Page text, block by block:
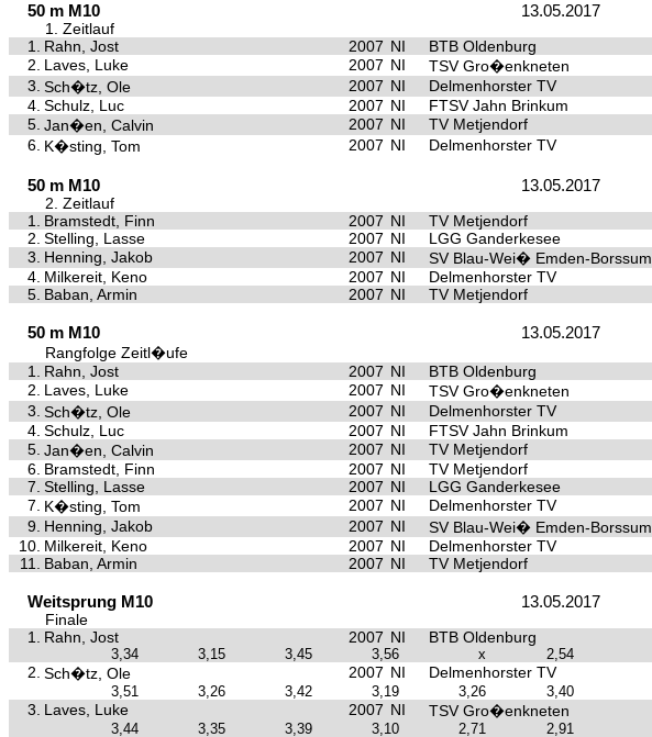
50 m M10 13.05.2017
1. Zeitlauf
1.
Rahn, Jost 2007 NI BTB Oldenburg
2. Laves, Luke 2007 NI TSV Gro�enkneten
3. Sch�tz, Ole 2007 NI Delmenhorster TV
4. Schulz, Luc 2007 NI FTSV Jahn Brinkum
5. Jan�en, Calvin 2007 NI TV Metjendorf
6. K�sting, Tom 2007 NI Delmenhorster TV
50 m M10 13.05.2017
2. Zeitlauf
1.
Bramstedt, Finn 2007 NI TV Metjendorf
2. Stelling, Lasse 2007 NI LGG Ganderkesee
3. Henning, Jakob 2007 NI SV Blau-Wei� Emden-Borssum
4. Milkereit, Keno 2007 NI Delmenhorster TV
5. Baban, Armin 2007 NI TV Metjendorf
50 m M10 13.05.2017
Rangfolge Zeitl�ufe
1.
Rahn, Jost 2007 NI BTB Oldenburg
2. Laves, Luke 2007 NI TSV Gro�enkneten
3. Sch�tz, Ole 2007 NI Delmenhorster TV
4. Schulz, Luc 2007 NI FTSV Jahn Brinkum
5. Jan�en, Calvin 2007 NI TV Metjendorf
6. Bramstedt, Finn 2007 NI TV Metjendorf
7. Stelling, Lasse 2007 NI LGG Ganderkesee
7. K�sting, Tom 2007 NI Delmenhorster TV
9. Henning, Jakob 2007 NI SV Blau-Wei� Emden-Borssum
10. Milkereit, Keno 2007 NI Delmenhorster TV
11. Baban, Armin 2007 NI TV Metjendorf
Weitsprung M10 13.05.2017
Finale
1.
Rahn, Jost 2007 NI BTB Oldenburg
3,34
3,15 3,45 3,56 x 2,54
2. Sch�tz, Ole 2007 NI Delmenhorster TV
3,51
3,26 3,42 3,19 3,26 3,40
3. Laves, Luke 2007 NI TSV Gro�enkneten
3,44
3,35 3,39 3,10 2,71 2,91